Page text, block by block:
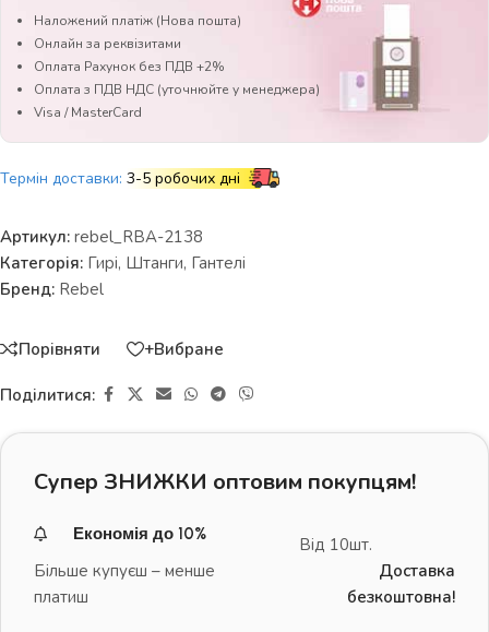
Наложений платіж (Нова пошта)
Онлайн за реквізитами
Оплата Рахунок без ПДВ +2%
Оплата з ПДВ НДС (уточнюйте у менеджера)
Visa / MasterCard
Термін доставки: 3-5 робочих дні
Артикул: rebel_RBA-2138
Категорія: Гирі, Штанги, Гантелі
Бренд: Rebel
Порівняти +Вибране
Поділитися:
Супер ЗНИЖКИ оптовим покупцям!
Економія до 10%
Більше купуєш – менше
платиш
Від 10шт.
Доставка
безкоштовна!